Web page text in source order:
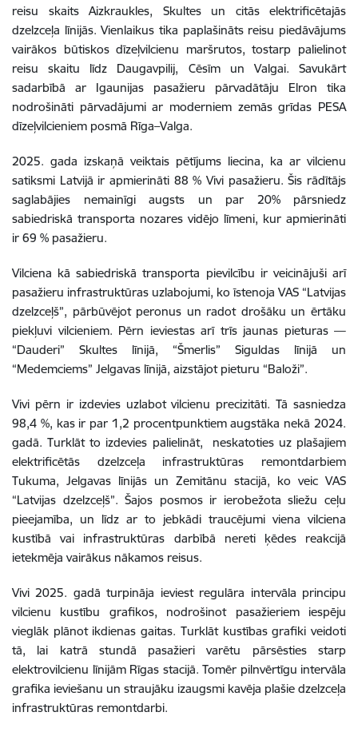
reisu skaits Aizkraukles, Skultes un citās elektrificētajās
dzelzceļa līnijās. Vienlaikus tika paplašināts reisu piedāvājums
vairākos būtiskos dīzeļvilcienu maršrutos, tostarp palielinot
reisu skaitu līdz Daugavpilij, Cēsīm un Valgai. Savukārt
sadarbībā ar Igaunijas pasažieru pārvadātāju Elron tika
nodrošināti pārvadājumi ar moderniem zemās grīdas PESA
dīzeļvilcieniem posmā Rīga–Valga.
2025. gada izskaņā veiktais pētījums liecina, ka ar vilcienu
satiksmi Latvijā ir apmierināti 88 % Vivi pasažieru. Šis rādītājs
saglabājies nemainīgi augsts un par 20% pārsniedz
sabiedriskā transporta nozares vidējo līmeni, kur apmierināti
ir 69 % pasažieru.
Vilciena kā sabiedriskā transporta pievilcību ir veicinājuši arī
pasažieru infrastruktūras uzlabojumi, ko īstenoja VAS “Latvijas
dzelzceļš”, pārbūvējot peronus un radot drošāku un ērtāku
piekļuvi vilcieniem. Pērn ieviestas arī trīs jaunas pieturas —
“Dauderi” Skultes līnijā, “Šmerlis” Siguldas līnijā un
“Medemciems” Jelgavas līnijā, aizstājot pieturu “Baloži”.
Vivi pērn ir izdevies uzlabot vilcienu precizitāti. Tā sasniedza
98,4 %, kas ir par 1,2 procentpunktiem augstāka nekā 2024.
gadā. Turklāt to izdevies palielināt, neskatoties uz plašajiem
elektrificētās dzelzceļa infrastruktūras remontdarbiem
Tukuma, Jelgavas līnijās un Zemitānu stacijā, ko veic VAS
“Latvijas dzelzceļš”. Šajos posmos ir ierobežota sliežu ceļu
pieejamība, un līdz ar to jebkādi traucējumi viena vilciena
kustībā vai infrastruktūras darbībā nereti ķēdes reakcijā
ietekmēja vairākus nākamos reisus.
Vivi 2025. gadā turpināja ieviest regulāra intervāla principu
vilcienu kustību grafikos, nodrošinot pasažieriem iespēju
vieglāk plānot ikdienas gaitas. Turklāt kustības grafiki veidoti
tā, lai katrā stundā pasažieri varētu pārsēsties starp
elektrovilcienu līnijām Rīgas stacijā. Tomēr pilnvērtīgu intervāla
grafika ieviešanu un straujāku izaugsmi kavēja plašie dzelzceļa
infrastruktūras remontdarbi.